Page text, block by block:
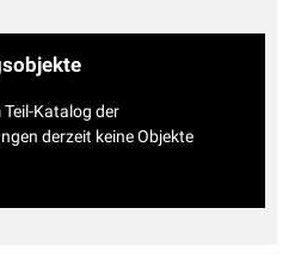
Katalog der
derzeit keine Objekte